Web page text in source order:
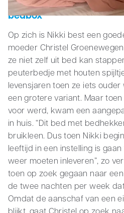
Bedtent is voor Nikki
bedbox
Op zich is Nikki best een
moeder Christel
ze niet zelf uit bed kan
peuterbedje met houten
levensjaren toen ze iets
een grotere variant. Maar
voor werd, kwam een
in huis. “Dit bed met
bruikleen. Dus toen Nikki
leeftijd in een instelling is
weer moeten inleveren”, zo
toen op zoek gegaan naar
de twee nachten per week
Omdat de aanschaf van een